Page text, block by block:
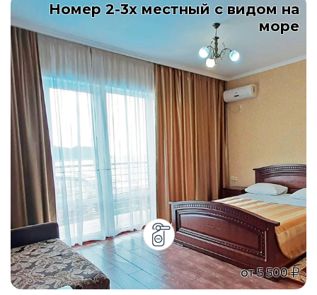
Номер 2-3х местный с видом на
море
от 5 500